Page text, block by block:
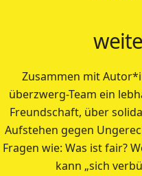
Zusammen mit
überzwerg-Team ein
Freundschaft, über
Aufstehen gegen
Fragen wie: Was ist fair?
kann „sich